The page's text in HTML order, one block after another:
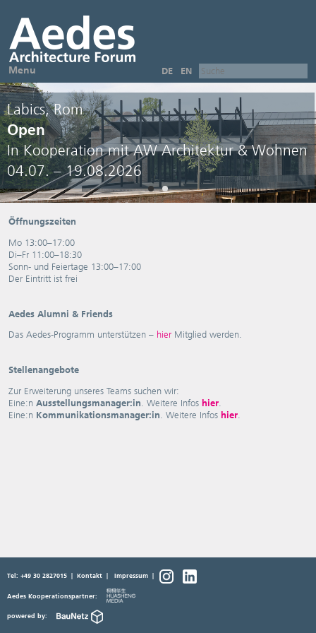
DE EN
Menu
Labics, Rom
Open
In Kooperation mit AW Architektur & Wohnen
04.07. – 19.08.2026
Öffnungszeiten
Mo 13:00–17:00
Di–Fr 11:00–18:30
Sonn- und Feiertage 13:00–17:00
Der Eintritt ist frei
Aedes Alumni & Friends
Das Aedes-Programm unterstützen – hier Mitglied werden.
Stellenangebote
Zur Erweiterung unseres Teams suchen wir:
Eine:n Ausstellungsmanager:in . Weitere Infos hier
Eine:n Kommunikationsmanager:in . Weitere Infos hier
Tel: +49 30 2827015 |Kontakt |Impressum
Aedes Kooperationspartner:
powered by: